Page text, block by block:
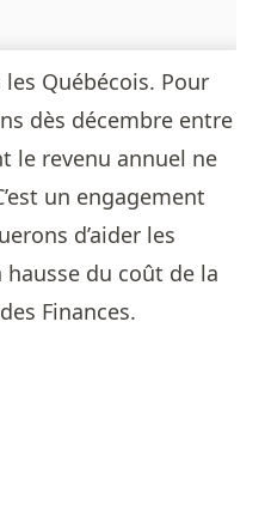
Québécois. Pour
dès décembre entre
le revenu annuel ne
un engagement
d’aider les
du coût de la
Finances.